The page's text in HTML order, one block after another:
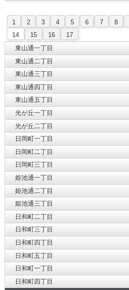
1 2 3 4 5 6 7 8
14
15 16
17
東山通一丁目
東山通二丁目
東山通三丁目
東山通四丁目
東山通五丁目
光が丘一丁目
光が丘二丁目
日岡町一丁目
日岡町二丁目
日岡町三丁目
姫池通一丁目
姫池通二丁目
姫池通三丁目
日和町二丁目
日和町三丁目
日和町四丁目
日和町五丁目
日和町一丁目
日和町四丁目